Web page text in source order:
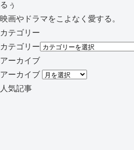
るぅ
映画やドラマをこよなく愛する。
カテゴリー
カテゴリー
アーカイブ
アーカイブ
人気記事